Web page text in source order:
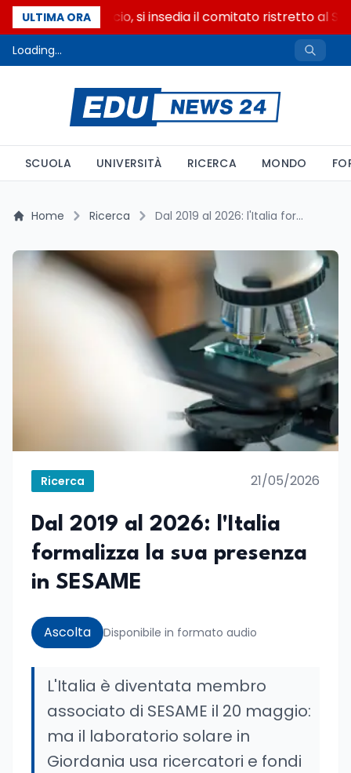
ULTIMA ORA
Riforma del calcio, si insedia il comitato ristretto al
Loading...
SCUOLA UNIVERSITÀ RICERCA MONDO
Home Ricerca Dal 2019 al 2026: l'Italia formalizza la sua presenza in SESAME
Ricerca 21/05/2026
Dal 2019 al 2026: l'Italia
formalizza la sua presenza
in SESAME
Ascolta Disponibile in formato audio
L'Italia è diventata membro
associato di SESAME il 20 maggio:
ma il laboratorio solare in
Giordania usa ricercatori e fondi